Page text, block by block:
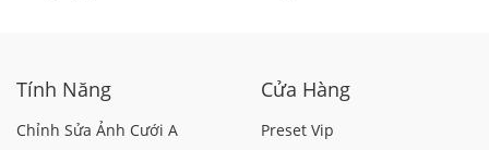
Tính Năng
Chỉnh Sửa Ảnh Cưới A
Cửa Hàng
Preset Vip